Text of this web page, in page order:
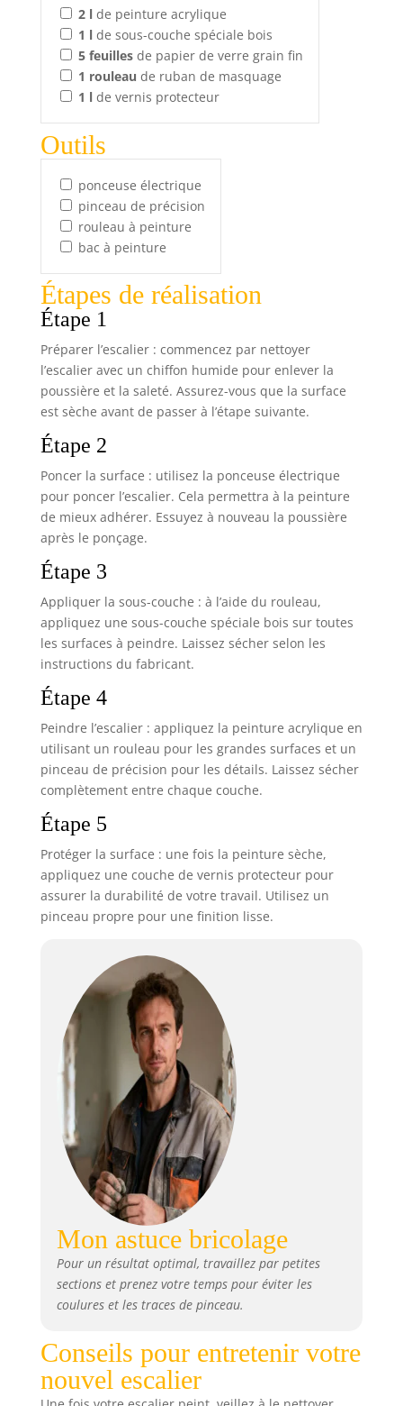
2 lde peinture acrylique
1 lde sous-couche spéciale bois
5 feuillesde papier de verre grain fin
1 rouleau de ruban de masquage
1 lde vernis protecteur
Outils
ponceuse électrique
pinceau de précision
rouleau à peinture
bac à peinture
Étapes de réalisation
Étape 1
Préparer l’escalier : commencez par nettoyer
l’escalier avec un chiffon humide pour enlever la
poussière et la saleté. Assurez-vous que la surface
est sèche avant de passer à l’étape suivante.
Étape 2
Poncer la surface : utilisez la ponceuse électrique
pour poncer l’escalier. Cela permettra à la peinture
de mieux adhérer. Essuyez à nouveau la poussière
après le ponçage.
Étape 3
Appliquer la sous-couche : à l’aide du rouleau,
appliquez une sous-couche spéciale bois sur toutes
les surfaces à peindre. Laissez sécher selon les
instructions du fabricant.
Étape 4
Peindre l’escalier : appliquez la peinture acrylique en
utilisant un rouleau pour les grandes surfaces et un
pinceau de précision pour les détails. Laissez sécher
complètement entre chaque couche.
Étape 5
Protéger la surface : une fois la peinture sèche,
appliquez une couche de vernis protecteur pour
assurer la durabilité de votre travail. Utilisez un
pinceau propre pour une finition lisse.
Mon astuce bricolage
Pour un résultat optimal, travaillez par petites
sections et prenez votre temps pour éviter les
coulures et les traces de pinceau.
Conseils pour entretenir votre
nouvel escalier